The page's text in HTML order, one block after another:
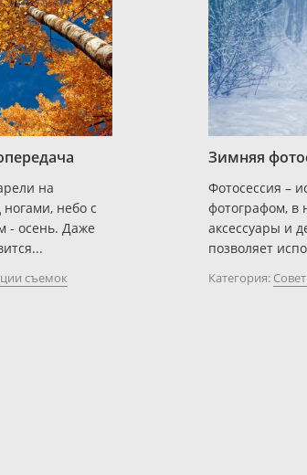
на
небо с
- осень. Даже
съемок
Зимняя
Фотосессия –
фотографом, в
аксессуары и
позволяет
Категория: